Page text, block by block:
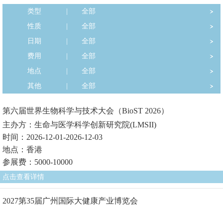
类型
全部
性质
全部
日期
全部
费用
全部
地点
全部
其他
全部
第六届世界生物科学与技术大会（BioST 2026）
主办方：生命与医学科学创新研究院(LMSII)
时间：2026-12-01-2026-12-03
地点：香港
参展费：5000-10000
点击查看详情
2027第35届广州国际大健康产业博览会